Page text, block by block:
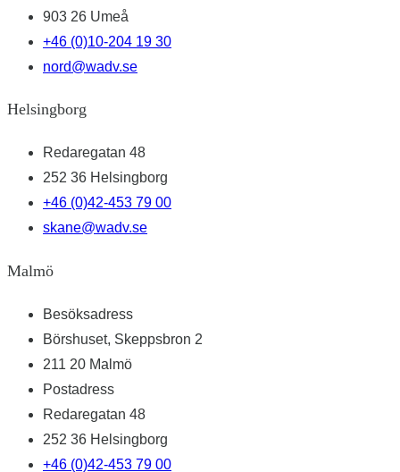
903 26 Umeå
+46 (0)10-204 19 30
nord@wadv.se
Helsingborg
Redaregatan 48
252 36 Helsingborg
+46 (0)42-453 79 00
skane@wadv.se
Malmö
Besöksadress
Börshuset, Skeppsbron 2
211 20 Malmö
Postadress
Redaregatan 48
252 36 Helsingborg
+46 (0)42-453 79 00